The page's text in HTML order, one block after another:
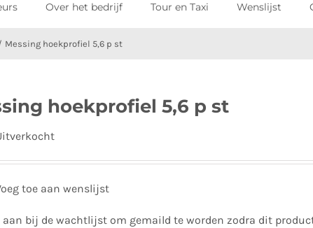
Over het bedrijf Tour en Taxi Wenslijst
Messing hoekprofiel 5,6 p st
hoekprofiel 5,6 p st
toe aan wenslijst
aan bij de wachtlijst om gemaild te worden zodra dit